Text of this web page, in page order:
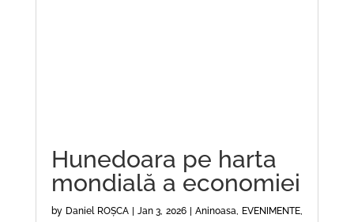
Hunedoara pe harta
mondială a economiei
by Daniel ROȘCA| Jan 3, 2026 |Aninoasa, EVENIMENTE,